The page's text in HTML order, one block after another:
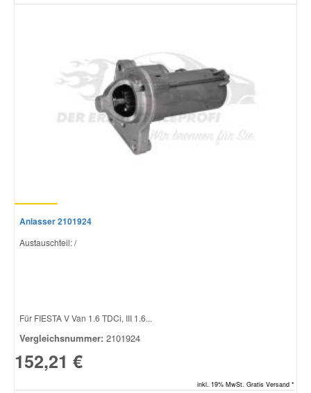
Anlasser 2101924
Austauschteil: /
Für FIESTA V Van 1.6 TDCi, III 1.6...
Vergleichsnummer: 2101924
152,21 €
inkl. 19% MwSt. Gratis Versand *